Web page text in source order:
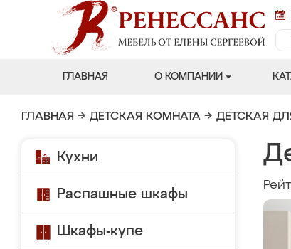
ГЛАВНАЯ О КОМПАНИИ
ГЛАВНАЯ → ДЕТСКАЯ КОМНАТА → ДЕТСКАЯ
Кухни
Распашные шкафы
Шкафы-купе